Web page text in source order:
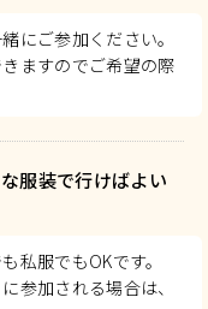
にご参加ください。
ますのでご希望の際
服装で行けばよい
私服でもOKです。
参加される場合は、